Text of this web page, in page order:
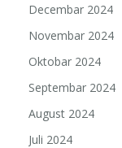
Decembar 2024
Novembar 2024
Oktobar 2024
Septembar 2024
August 2024
Juli 2024